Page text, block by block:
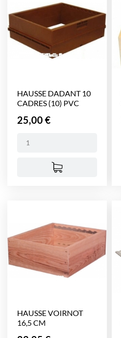
HAUSSE DADANT 10
CADRES (10) PVC
Prix
25,00 €
HAUSSE VOIRNOT
16,5 CM